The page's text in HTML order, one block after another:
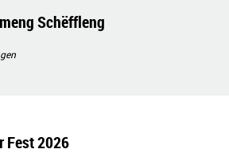
Schëffleng
Fest 2026